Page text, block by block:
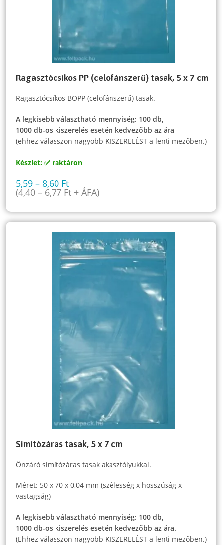
Ragasztócsíkos PP (celofánszerű) tasak, 5 x 7 cm
Ragasztócsíkos BOPP (celofánszerű) tasak.
A legkisebb választható mennyiség: 100 db,
1000 db-os kiszerelés esetén kedvezőbb az ára
(ehhez válasszon nagyobb KISZERELÉST a lenti mezőben.)
Készlet: ✅ raktáron
5,59– 8,60 Ft
(4,40– 6,77 Ft + ÁFA)
Simítózáras tasak, 5 x 7 cm
Önzáró simítózáras tasak akasztólyukkal.
Méret: 50 x 70 x 0,04 mm (szélesség x hosszúság x
vastagság)
A legkisebb választható mennyiség: 100 db,
1000 db-os kiszerelés esetén kedvezőbb az ára.
(Ehhez válasszon nagyobb KISZERELÉST a lenti mezőben.)